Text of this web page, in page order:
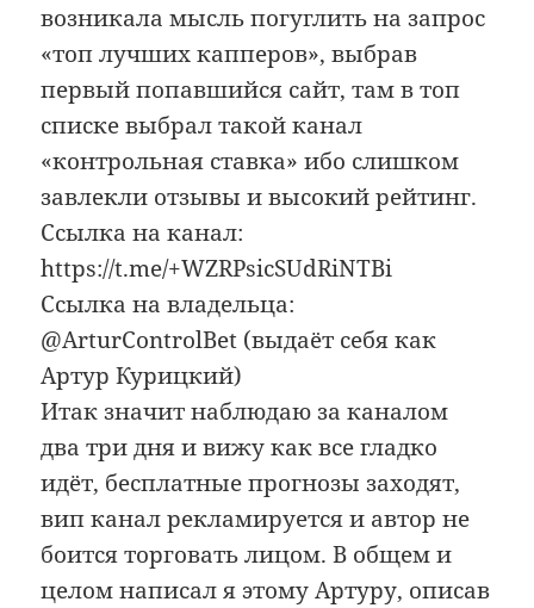
возникала мысль погуглить на запрос
«топ лучших капперов», выбрав
первый попавшийся сайт, там в топ
списке выбрал такой канал
«контрольная ставка» ибо слишком
завлекли отзывы и высокий рейтинг.
Ссылка на канал:
https://t.me/+WZRPsicSUdRiNTBi
Ссылка на владельца:
@ArturControlBet (выдаёт себя как
Артур Курицкий)
Итак значит наблюдаю за каналом
два три дня и вижу как все гладко
идёт, бесплатные прогнозы заходят,
вип канал рекламируется и автор не
боится торговать лицом. В общем и
целом написал я этому Артуру, описав